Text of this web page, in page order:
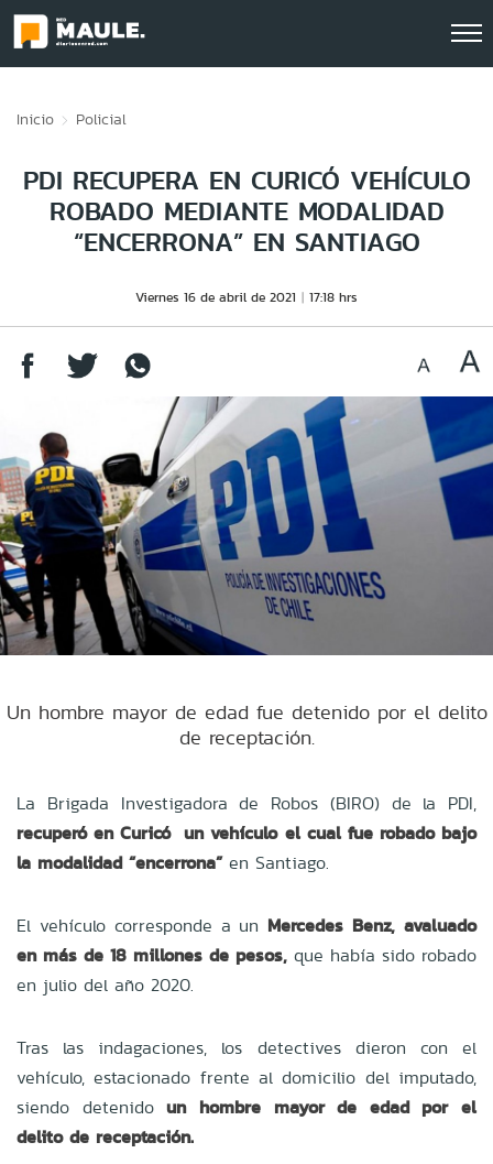
Inicio Policial
PDI RECUPERA EN CURICÓ VEHÍCULO
ROBADO MEDIANTE MODALIDAD
“ENCERRONA” EN SANTIAGO
Viernes 16 de abril de 2021 17:18 hrs
Un hombre mayor de edad fue detenido por el delito
de receptación.
La Brigada Investigadora de Robos (BIRO) de la PDI,
recuperó en Curicó un vehículo el cual fue robado bajo
la modalidad “encerrona”en Santiago.
El vehículo corresponde a un Mercedes Benz, avaluado
en más de 18 millones de pesos, que había sido robado
en julio del año 2020.
Tras las indagaciones, los detectives dieron con el
vehículo, estacionado frente al domicilio del imputado,
siendo detenidoun hombre mayor de edad por el
delito de receptación.